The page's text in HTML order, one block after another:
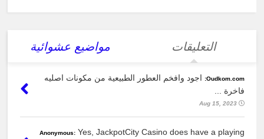
التعليقات مواضيع عشوائية
Oudkom.com:
اجود وافخم العطور الطبيعية من مكونات اصليه
فاخرة ...
Aug 15, 2023
Anonymous: Yes, JackpotCity Casino does have a playing